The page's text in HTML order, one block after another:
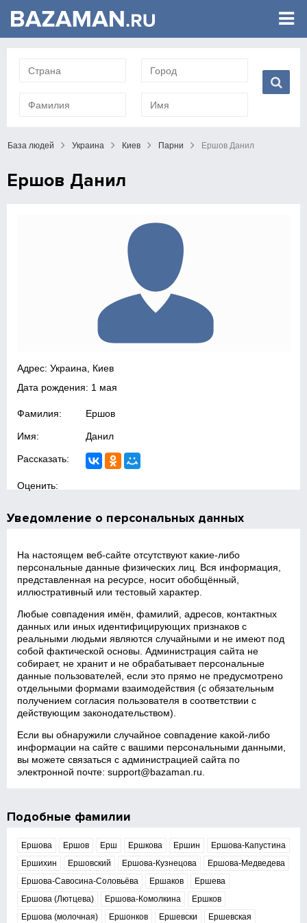
База людей Украина Киев Парни Ершов Данил
Ершов Данил
Адрес: Украина, Киев
Дата рождения: 1 мая
Фамилия: Ершов
Имя: Данил
Рассказать:
Оценить:
Уведомление о персональных данных
На настоящем веб‑сайте отсутствуют какие‑либо
персональные данные физических лиц. Вся информация,
представленная на ресурсе, носит обобщённый,
иллюстративный или тестовый характер.
Любые совпадения имён, фамилий, адресов, контактных
данных или иных идентифицирующих признаков с
реальными людьми являются случайными и не имеют под
собой фактической основы. Администрация сайта не
собирает, не хранит и не обрабатывает персональные
данные пользователей, если это прямо не предусмотрено
отдельными формами взаимодействия (с обязательным
получением согласия пользователя в соответствии с
действующим законодательством).
Если вы обнаружили случайное совпадение какой‑либо
информации на сайте с вашими персональными данными,
вы можете связаться с администрацией сайта по
электронной почте:support@bazaman.ru
Подобные фамилии
Ершова Ершов Ерш Ершкова Ершин
Ершова-Капустина
Ершихин
Ершовский Ершова-Кузнецова
Ершова-Медведева
Ершова-Савосина-Соловьёва
Ершаков
Ершева
Ершова (Лютцева)
Ершова-Комолкина
Ершков
Ершова (молочная)
Ершонков Ершевски Ершевская